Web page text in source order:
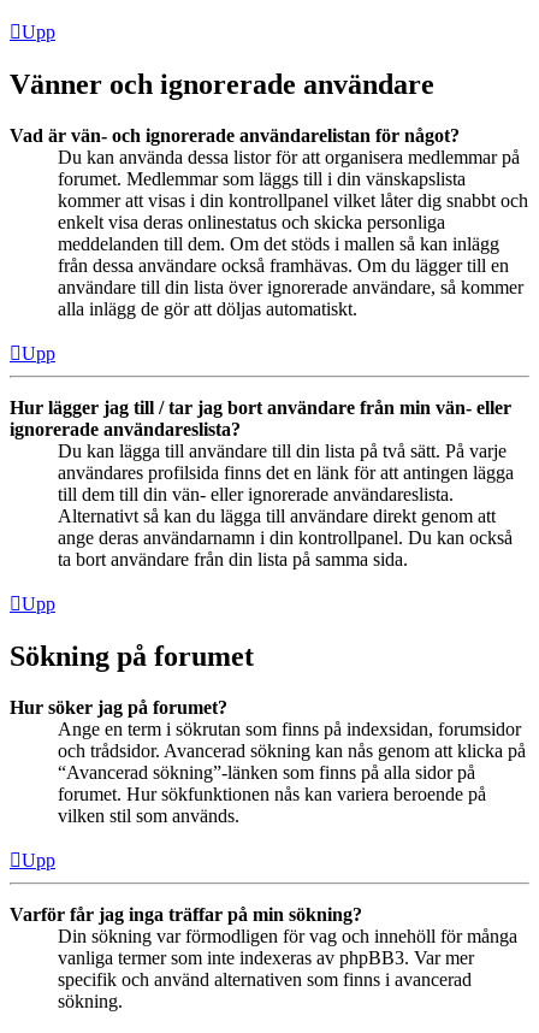
Upp
Vänner och ignorerade användare
Vad är vän- och ignorerade användarelistan för något?
Du kan använda dessa listor för att organisera medlemmar på
forumet. Medlemmar som läggs till i din vänskapslista
kommer att visas i din kontrollpanel vilket låter dig snabbt och
enkelt visa deras onlinestatus och skicka personliga
meddelanden till dem. Om det stöds i mallen så kan inlägg
från dessa användare också framhävas. Om du lägger till en
användare till din lista över ignorerade användare, så kommer
alla inlägg de gör att döljas automatiskt.
Upp
Hur lägger jag till / tar jag bort användare från min vän- eller
ignorerade användareslista?
Du kan lägga till användare till din lista på två sätt. På varje
användares profilsida finns det en länk för att antingen lägga
till dem till din vän- eller ignorerade användareslista.
Alternativt så kan du lägga till användare direkt genom att
ange deras användarnamn i din kontrollpanel. Du kan också
ta bort användare från din lista på samma sida.
Upp
Sökning på forumet
Hur söker jag på forumet?
Ange en term i sökrutan som finns på indexsidan, forumsidor
och trådsidor. Avancerad sökning kan nås genom att klicka på
“Avancerad sökning”-länken som finns på alla sidor på
forumet. Hur sökfunktionen nås kan variera beroende på
vilken stil som används.
Upp
Varför får jag inga träffar på min sökning?
Din sökning var förmodligen för vag och innehöll för många
vanliga termer som inte indexeras av phpBB3. Var mer
specifik och använd alternativen som finns i avancerad
sökning.